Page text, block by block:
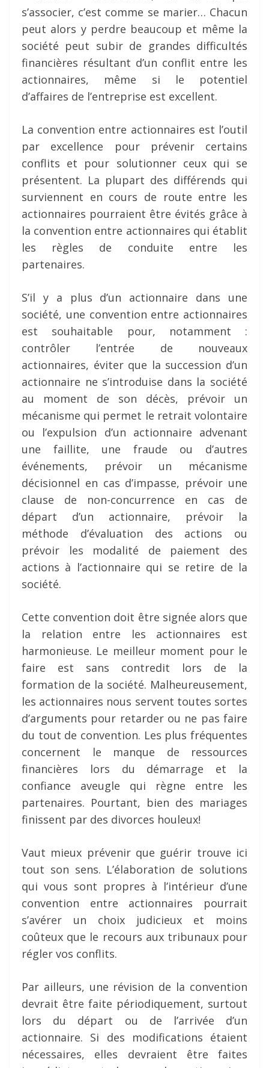
s’associer, c’est comme se marier… Chacun
peut alors y perdre beaucoup et même la
société peut subir de grandes difficultés
financières résultant d’un conflit entre les
actionnaires, même si le potentiel
d’affaires de l’entreprise est excellent.
La convention entre actionnaires est l’outil
par excellence pour prévenir certains
conflits et pour solutionner ceux qui se
présentent. La plupart des différends qui
surviennent en cours de route entre les
actionnaires pourraient être évités grâce à
la convention entre actionnaires qui établit
les règles de conduite entre les
partenaires.
S’il y a plus d’un actionnaire dans une
société, une convention entre actionnaires
est souhaitable pour, notamment :
contrôler l’entrée de nouveaux
actionnaires, éviter que la succession d’un
actionnaire ne s’introduise dans la société
au moment de son décès, prévoir un
mécanisme qui permet le retrait volontaire
ou l’expulsion d’un actionnaire advenant
une faillite, une fraude ou d’autres
événements, prévoir un mécanisme
décisionnel en cas d’impasse, prévoir une
clause de non-concurrence en cas de
départ d’un actionnaire, prévoir la
méthode d’évaluation des actions ou
prévoir les modalité de paiement des
actions à l’actionnaire qui se retire de la
société.
Cette convention doit être signée alors que
la relation entre les actionnaires est
harmonieuse. Le meilleur moment pour le
faire est sans contredit lors de la
formation de la société. Malheureusement,
les actionnaires nous servent toutes sortes
d’arguments pour retarder ou ne pas faire
du tout de convention. Les plus fréquentes
concernent le manque de ressources
financières lors du démarrage et la
confiance aveugle qui règne entre les
partenaires. Pourtant, bien des mariages
finissent par des divorces houleux!
Vaut mieux prévenir que guérir trouve ici
tout son sens. L’élaboration de solutions
qui vous sont propres à l’intérieur d’une
convention entre actionnaires pourrait
s’avérer un choix judicieux et moins
coûteux que le recours aux tribunaux pour
régler vos conflits.
Par ailleurs, une révision de la convention
devrait être faite périodiquement, surtout
lors du départ ou de l’arrivée d’un
actionnaire. Si des modifications étaient
nécessaires, elles devraient être faites